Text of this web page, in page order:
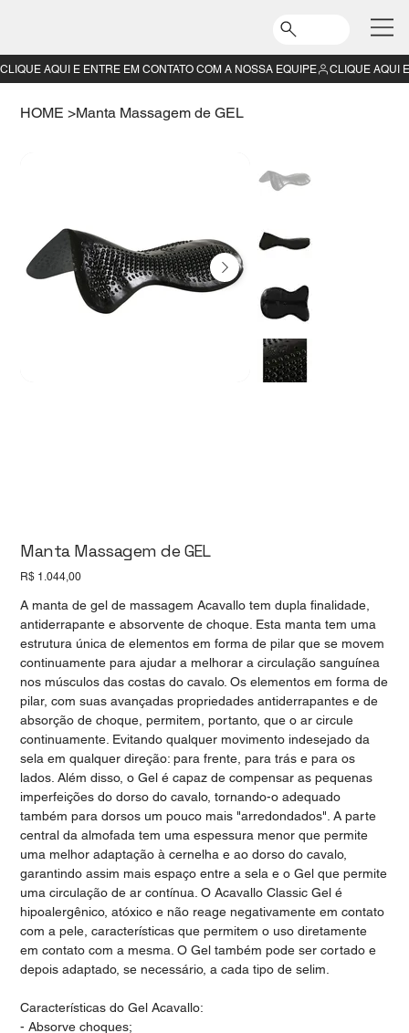
HOME >Manta Massagem de GEL
Manta Massagem de GEL
Preço
R$ 1.044,00
A manta de gel de massagem Acavallo tem dupla finalidade,
antiderrapante e absorvente de choque. Esta manta tem uma
estrutura única de elementos em forma de pilar que se movem
continuamente para ajudar a melhorar a circulação sanguínea
nos músculos das costas do cavalo. Os elementos em forma de
pilar, com suas avançadas propriedades antiderrapantes e de
absorção de choque, permitem, portanto, que o ar circule
continuamente. Evitando qualquer movimento indesejado da
sela em qualquer direção: para frente, para trás e para os
lados. Além disso, o Gel é capaz de compensar as pequenas
imperfeições do dorso do cavalo, tornando-o adequado
também para dorsos um pouco mais "arredondados". A parte
central da almofada tem uma espessura menor que permite
uma melhor adaptação à cernelha e ao dorso do cavalo,
garantindo assim mais espaço entre a sela e o Gel que permite
uma circulação de ar contínua. O Acavallo Classic Gel é
hipoalergênico, atóxico e não reage negativamente em contato
com a pele, características que permitem o uso diretamente
em contato com a mesma. O Gel também pode ser cortado e
depois adaptado, se necessário, a cada tipo de selim.
Características do Gel Acavallo:
- Absorve choques;
CLIQUE AQUI E ENTRE EM CONTATO COM A NOSSA EQUIPE